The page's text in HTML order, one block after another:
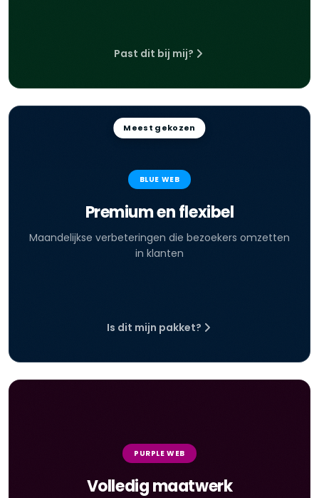
Past dit bij mij?
Meest gekozen
BLUE WEB
Premium en flexibel
Maandelijkse verbeteringen die bezoekers omzetten
in klanten
Is dit mijn pakket?
PURPLE WEB
Volledig maatwerk